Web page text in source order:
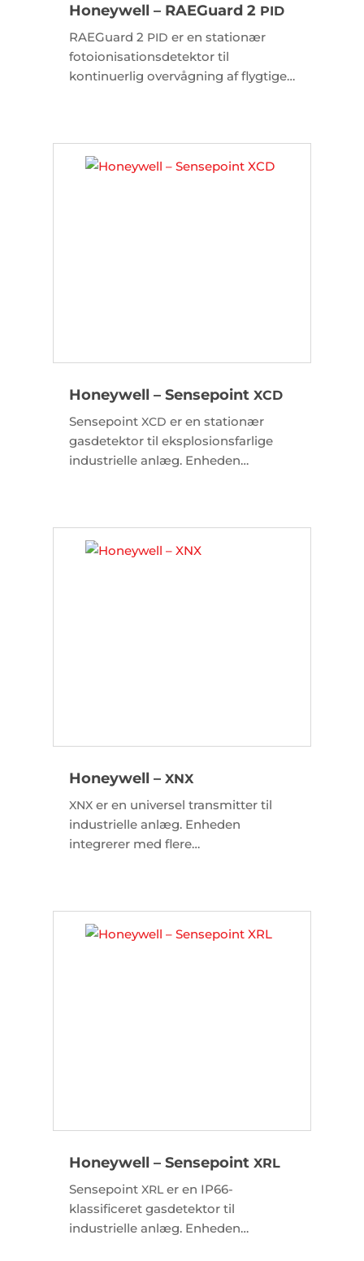
Honeywell – RAEGuard 2 PID
RAEGuard 2 PID er en stationær
fotoionisationsdetektor til
kontinuerlig overvågning af flygtige
sensorer, hvilket forenkler
vedligeholdelse og kalibrering i
Honeywell – Sensepoint XCD
Sensepoint XCD er en stationær
gasdetektor til eksplosionsfarlige
industrielle anlæg. Enheden
systemintegration via 4-20mA og
MODBUS RTU.
Honeywell – XNX
XNXer en universel transmitter til
industrielle anlæg. Enheden
integrerer med flere
systemintegration.
Honeywell – Sensepoint XRL
Sensepoint XRLer en IP66-
klassificeret gasdetektor til
industrielle anlæg. Enheden